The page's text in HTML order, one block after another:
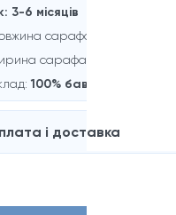
3-6 мiсяцiв
сарафана:
сарафана:
100% бавовна
і доставка